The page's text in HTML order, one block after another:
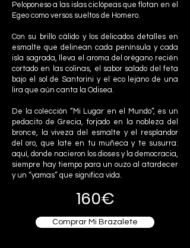
Peloponeso a las islas ciclópeas que flotan en el
Egeo como versos sueltos de Homero.
Con su brillo cálido y los delicados detalles en
esmalte que delinean cada península y cada
isla sagrada, lleva el aroma del orégano recién
cortado en las colinas, el sabor salado del feta
bajo el sol de Santorini y el eco lejano de una
lira que aún canta la Odisea.
De la colección “Mi Lugar en el Mundo”, es un
pedacito de Grecia, forjado en la nobleza del
bronce, la viveza del esmalte y el resplandor
del oro, que late en tu muñeca y te susurra:
aquí, donde nacieron los dioses y la democracia,
siempre hay tiempo para un ouzo al atardecer
y un “yamas” que significa vida.
160€
Comprar Mi Brazalete